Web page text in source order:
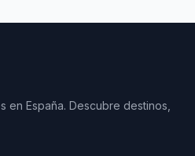
en España. Descubre destinos,